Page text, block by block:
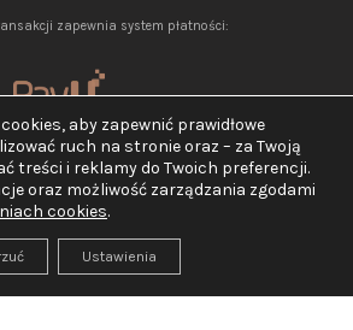
zapewnia system płatności:
©Jubiler Pluciński.
prawa zastrzeżone.
TEGN
aby zapewnić prawidłowe
ruch na stronie oraz – za Twoją
treści i reklamy do Twoich preferencji.
oraz możliwość zarządzania zgodami
cookies.
Ustawienia